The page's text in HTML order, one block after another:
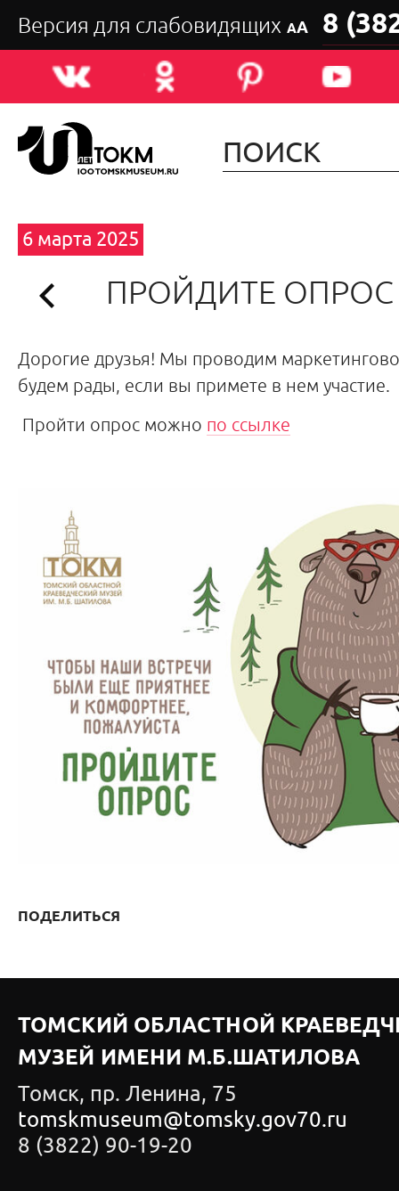
Версия для слабовидящих АА 8
6 марта 2025
ПРОЙДИТЕ ОПРОС
Дорогие друзья! Мы проводим
будем рады, если вы примете в нем участие.
Пройти опрос можно по ссылке
ПОДЕЛИТЬСЯ
ТОМСКИЙ ОБЛАСТНОЙ
МУЗЕЙ ИМЕНИ М.Б.ШАТИЛОВА
Томск, пр. Ленина, 75
tomskmuseum@tomsky.gov70.ru
8 (3822) 90-19-20